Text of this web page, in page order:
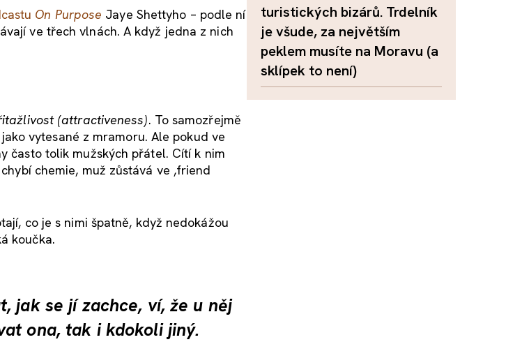
On Purpose Jaye Shettyho – podle ní
ve třech vlnách. A když jedna z nich
(attractiveness). To samozřejmě
vytesané z mramoru. Ale pokud ve
často tolik mužských přátel. Cítí k nim
chemie, muž zůstává ve ,friend
co je s nimi špatně, když nedokážou
koučka.
jak se jí zachce, ví, že u něj
ona, tak i kdokoli jiný.
turistických bizárů. Trdelník
je všude, za největším
peklem musíte na Moravu (a
sklípek to není)